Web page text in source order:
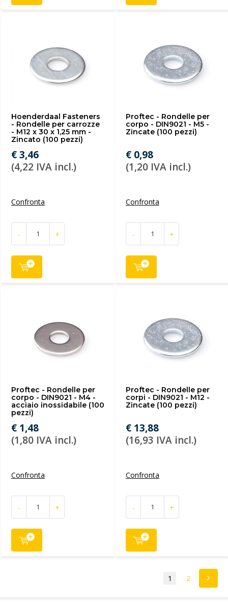
Hoenderdaal Fasteners
- Rondelle per carrozze
- M12 x 30 x 1,25 mm -
Zincato (100 pezzi)
€ 3,46
(4,22 IVA incl.)
Confronta
- +
Proftec - Rondelle per
corpo - DIN9021 - M5 -
Zincate (100 pezzi)
€ 0,98
(1,20 IVA incl.)
Confronta
- +
Proftec - Rondelle per
corpo - DIN9021 - M4 -
acciaio inossidabile (100
pezzi)
€ 1,48
(1,80 IVA incl.)
Confronta
- +
Proftec - Rondelle per
corpi - DIN9021 - M12 -
Zincate (100 pezzi)
€ 13,88
(16,93 IVA incl.)
Confronta
- +
1 2